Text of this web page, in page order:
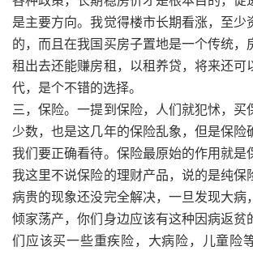
是主要方向。我觉得楼市长期看涨，至少
的，而且在我国买房子置地是一个传统，
租出去还能赚房租，以租养贷，将来还可
代，是个不错的选择。
三，保险。一提到保险，人们就犯怵，买
少数，也是这几年的保险乱象，但是保险
我们要正确看待。保险最原始的作用就是
我这里不说保险的理财产品，说的是纯保
病贵的现象还没完全解决，一旦发现大病
倾家荡产，你们身边应该有这种因病返贫
们应该买一些重疾险，大病险，儿童险